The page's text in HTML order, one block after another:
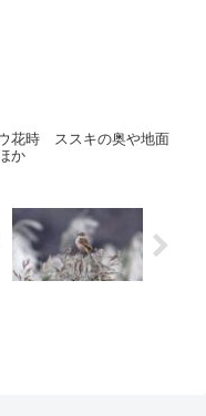
花時 ススキの奥や地面
か